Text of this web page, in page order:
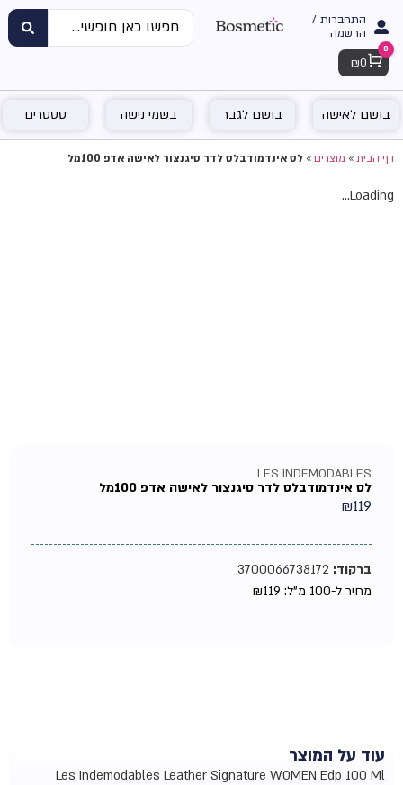
התחברות /
הרשמה
Cart
0
₪ 0
בושם לאישה בושם לגבר בשמי נישה טסטרים
דף הבית»מוצרים»לס אינדמודבלס לדר סיגנצור לאישה אדפ 100מל
Loading...
LES INDEMODABLES
לס אינדמודבלס לדר סיגנצור לאישה אדפ 100מל
₪119
ברקוד:3700066738172
מחיר ל-100 מ"ל:
₪119
עוד על המוצר
Les Indemodables Leather Signature WOMEN Edp 100 Ml